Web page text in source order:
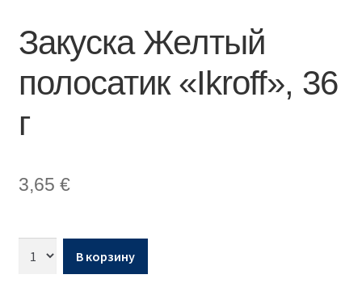
Закуска Желтый
полосатик «Ikroff», 36
г
3,65 €
В корзину